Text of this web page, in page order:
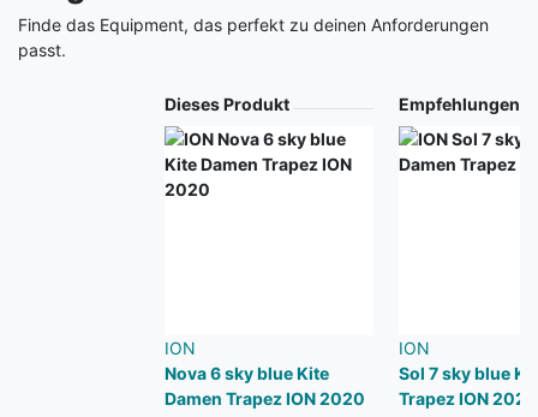
Finde das Equipment, das perfekt zu deinen Anforderungen
passt.
Dieses Produkt
ION
Nova 6 sky blue Kite
Damen Trapez ION 2020
Empfehlungen
ION
Sol 7 sky blue
Trapez ION 2020